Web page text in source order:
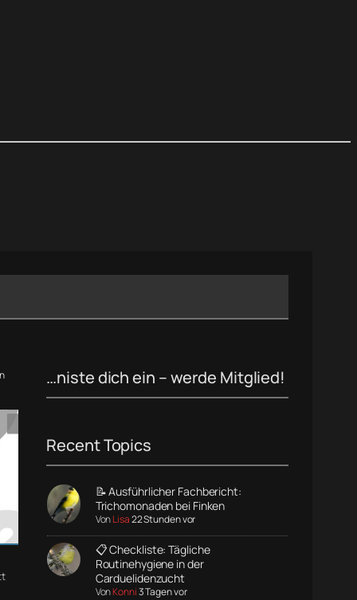
…niste dich ein – werde Mitglied!
Recent Topics
📝 Ausführlicher Fachbericht:
Trichomonaden bei Finken
VonLisa22 Stunden vor
📋 Checkliste: Tägliche
Routinehygiene in der
Carduelidenzucht
VonKonni3 Tagen vor